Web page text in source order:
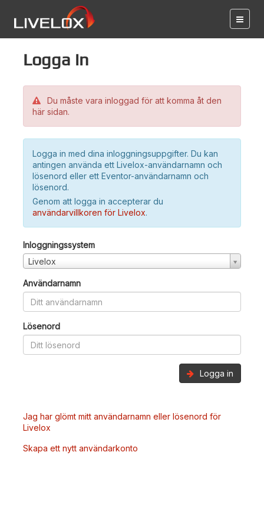
Logga in
Du måste vara inloggad för att komma åt den
här sidan.
Logga in med dina inloggningsuppgifter. Du kan
antingen använda ett Livelox-användarnamn och
lösenord eller ett Eventor-användarnamn och
lösenord.
Genom att logga in accepterar du
användarvillkoren för Livelox.
Inloggningssystem
Livelox
Användarnamn
Lösenord
Logga in
Jag har glömt mitt användarnamn eller lösenord för
Livelox
Skapa ett nytt användarkonto